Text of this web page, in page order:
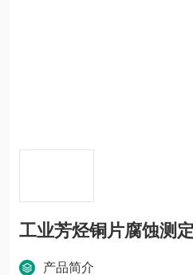
工业芳烃铜片腐蚀测
产品简介